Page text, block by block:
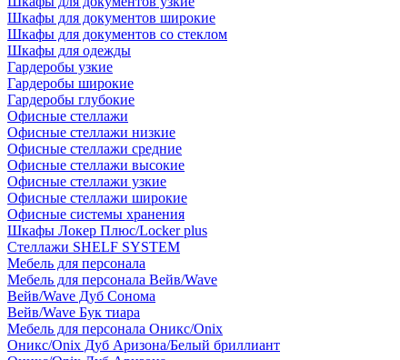
Шкафы для документов широкие
Шкафы для документов со стеклом
Шкафы для одежды
Гардеробы узкие
Гардеробы широкие
Гардеробы глубокие
Офисные стеллажи
Офисные стеллажи низкие
Офисные стеллажи средние
Офисные стеллажи высокие
Офисные стеллажи узкие
Офисные стеллажи широкие
Офисные системы хранения
Шкафы Локер Плюс/Locker plus
Стеллажи SHELF SYSTEM
Мебель для персонала
Мебель для персонала Вейв/Wave
Вейв/Wave Дуб Сонома
Вейв/Wave Бук тиара
Мебель для персонала Оникс/Onix
Оникс/Onix Дуб Аризона/Белый бриллиант